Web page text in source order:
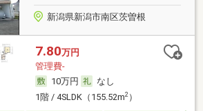
新潟県新潟市南区茨曽根
7.80万円
管理費-
10万円
なし
1階 / 4SLDK（155.52m2）